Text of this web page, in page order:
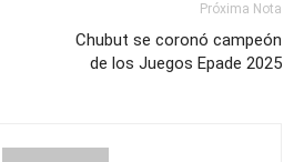
Próxima Nota
Chubut se coronó campeón
de los Juegos Epade 2025